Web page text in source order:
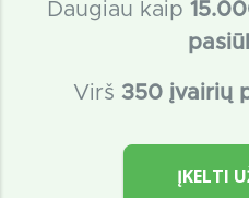
Daugiau kaip 15
Virš 350 įvairių
ĮKELTI